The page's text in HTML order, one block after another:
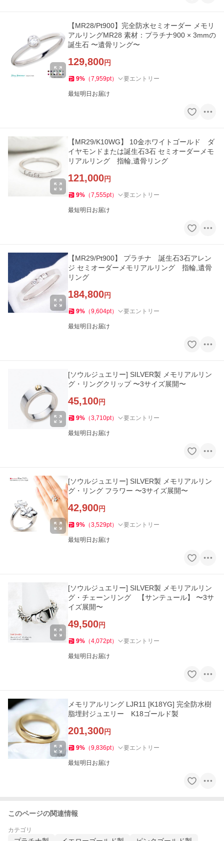
【MR28/Pt900】完全防水セミオーダー メモリ
アルリングMR28 素材：プラチナ900 × 3mmの
誕生石 〜遺骨リング〜
129,800円
9% （7,959pt） 要エントリー
最短明日お届け
【MR29/K10WG】 10金ホワイトゴールド ダ
イヤモンドまたは誕生石3石 セミオーダーメモ
リアルリング 指輪,遺骨リング
121,000円
9% （7,555pt） 要エントリー
最短明日お届け
【MR29/Pt900】 プラチナ 誕生石3石アレン
ジ セミオーダーメモリアルリング 指輪,遺骨
リング
184,800円
9% （9,604pt） 要エントリー
最短明日お届け
[ソウルジュエリー] SILVER製 メモリアルリン
グ・リングクリップ 〜3サイズ展開〜
45,100円
9% （3,710pt） 要エントリー
最短明日お届け
[ソウルジュエリー] SILVER製 メモリアルリン
グ・リング フラワー 〜3サイズ展開〜
42,900円
9% （3,529pt） 要エントリー
最短明日お届け
[ソウルジュエリー] SILVER製 メモリアルリン
グ・チェーンリング 【サンテュール】 〜3サ
イズ展開〜
49,500円
9% （4,072pt） 要エントリー
最短明日お届け
メモリアルリング LJR11 [K18YG] 完全防水樹
脂埋封ジュエリー K18ゴールド製
201,300円
9% （9,836pt） 要エントリー
最短明日お届け
このページの関連情報
カテゴリ